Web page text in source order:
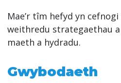
Gwybodaeth
Mae’r tîm hefyd yn
weithredu strategaethau
maeth a hydradu.